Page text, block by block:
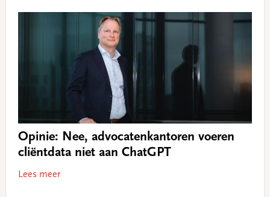
Opinie: Nee, advocatenkantoren voeren
cliëntdata niet aan ChatGPT
Lees meer